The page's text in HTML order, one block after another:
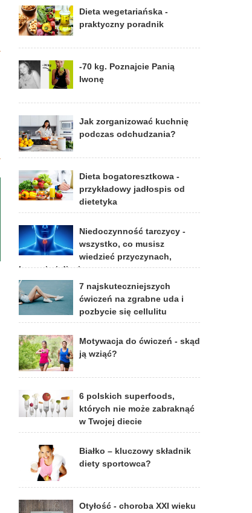
Dieta wegetariańska -
praktyczny poradnik
-70 kg. Poznajcie Panią
Iwonę
Jak zorganizować kuchnię
podczas odchudzania?
Dieta bogatoresztkowa -
przykładowy jadłospis od
dietetyka
Niedoczynność tarczycy -
wszystko, co musisz
wiedzieć przyczynach,
leczeniu i diecie
7 najskuteczniejszych
ćwiczeń na zgrabne uda i
pozbycie się cellulitu
Motywacja do ćwiczeń - skąd
ją wziąć?
6 polskich superfoods,
których nie może zabraknąć
w Twojej diecie
Białko – kluczowy składnik
diety sportowca?
Otyłość - choroba XXI wieku